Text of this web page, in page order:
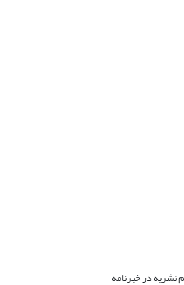
نشریه در خبرنامه